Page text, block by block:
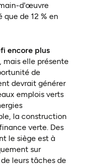
d'œuvre
de 12 % en
encore plus
mais elle présente
de
devrait générer
emplois verts
la construction
verte. Des
le siège est à
sur
leurs tâches de